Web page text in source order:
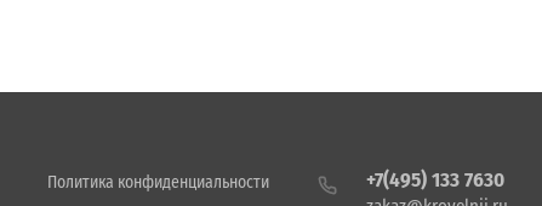
Политика конфиденциальности
+7(495) 133 7630